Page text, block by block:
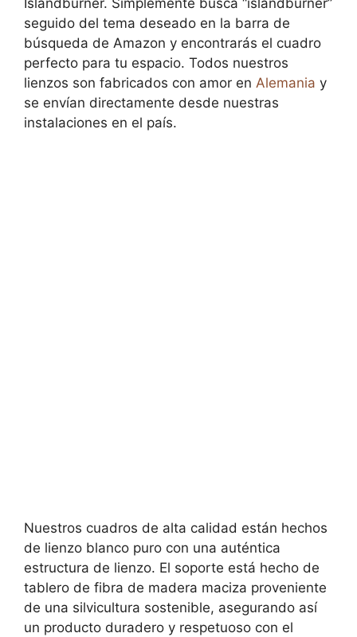
Islandburner. Simplemente busca “islandburner”
seguido del tema deseado en la barra de
búsqueda de Amazon y encontrarás el cuadro
perfecto para tu espacio. Todos nuestros
lienzos son fabricados con amor en Alemania y
se envían directamente desde nuestras
instalaciones en el país.
Nuestros cuadros de alta calidad están hechos
de lienzo blanco puro con una auténtica
estructura de lienzo. El soporte está hecho de
tablero de fibra de madera maciza proveniente
de una silvicultura sostenible, asegurando así
un producto duradero y respetuoso con el